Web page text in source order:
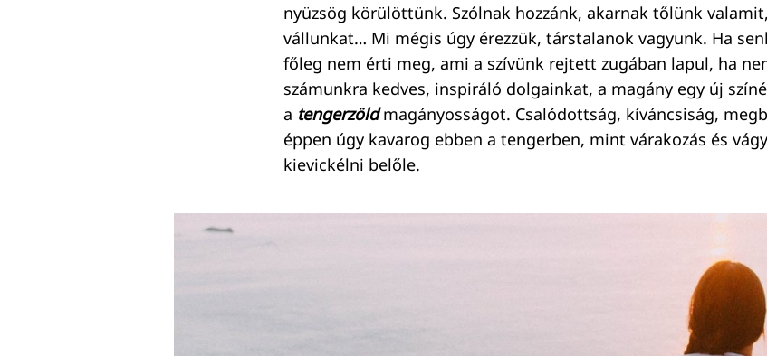
nyüzsög körülöttünk. Szólnak hozzánk, akarnak tőlünk
vállunkat… Mi mégis úgy érezzük, társtalanok vagyunk. Ha
főleg nem érti meg, ami a szívünk rejtett zugában lapul, ha
számunkra kedves, inspiráló dolgainkat, a magány egy új
a tengerzöld magányosságot. Csalódottság, kíváncsiság,
éppen úgy kavarog ebben a tengerben, mint várakozás és
kievickélni belőle.